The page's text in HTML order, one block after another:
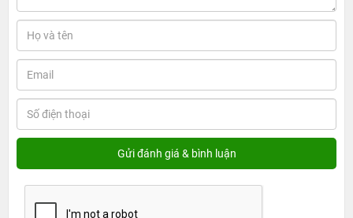
Bên cạnh đó, vỏ kim loại nguyên khối cứng cáp cùng
gam màu xám bạc hiện đại và logo trái táo khuyết đặc
trưng, đảm bảo sẽ làm cho chủ nhân của chiếc MacBook
Pro 14 inch 2021 M1 Pro Cũ được nổi bật giữa những nơi
đông người. Đặc biệt, MacBook Pro 14 inch 2021 M1 Pro